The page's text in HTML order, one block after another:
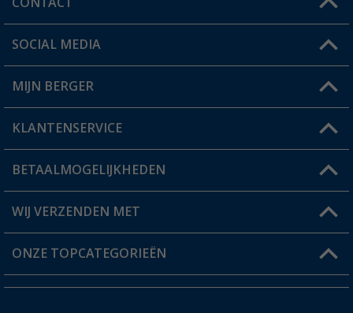
CONTACT
Een vraag?
Winkel vinden
SOCIAL MEDIA
MIJN BERGER
Mijn account
Status bestelling
Verlanglijstje
KLANTENSERVICE
FAQ & Contact
Verzendinformatie
Catalogus
BETAALMOGELIJKHEDEN
WIJ VERZENDEN MET
ONZE TOPCATEGORIEËN